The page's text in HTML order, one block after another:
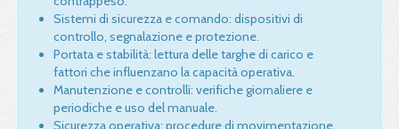
Sistemi di sicurezza e comando: dispositivi di
controllo, segnalazione e protezione.
Portata e stabilità: lettura delle targhe di carico e
fattori che influenzano la capacità operativa.
Manutenzione e controlli: verifiche giornaliere e
periodiche e uso del manuale.
Sicurezza operativa: procedure di movimentazione,